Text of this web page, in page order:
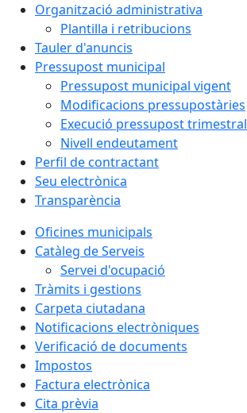
Organització administrativa
Plantilla i retribucions
Tauler d'anuncis
Pressupost municipal
Pressupost municipal vigent
Modificacions pressupostàries
Execució pressupost trimestral
Nivell endeutament
Perfil de contractant
Seu electrònica
Transparència
Oficines municipals
Catàleg de Serveis
Servei d'ocupació
Tràmits i gestions
Carpeta ciutadana
Notificacions electròniques
Verificació de documents
Impostos
Factura electrònica
Cita prèvia